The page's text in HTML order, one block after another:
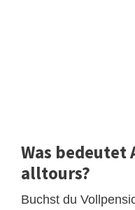
Was bedeutet
alltours?
Buchst du